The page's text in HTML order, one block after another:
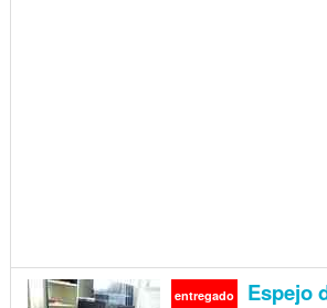
entregado Espejo